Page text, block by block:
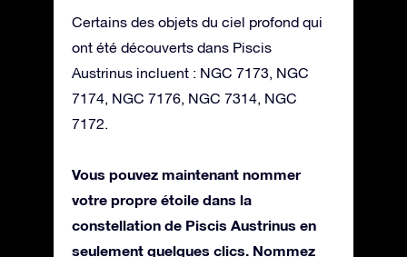
Certains des objets du ciel profond qui
ont été découverts dans Piscis
Austrinus incluent : NGC 7173, NGC
7174, NGC 7176, NGC 7314, NGC
7172.
Vous pouvez maintenant nommer
votre propre étoile dans la
constellation de Piscis Austrinus en
seulement quelques clics. Nommez